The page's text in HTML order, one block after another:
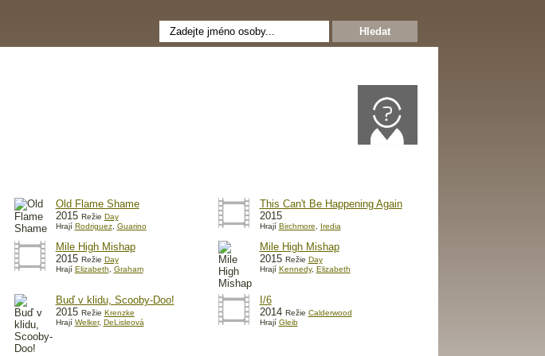
Old Flame Shame
2015 Režie Day
Hrají Rodriguez, Guarino
This Can't Be Happening Again
2015
Hrají Birchmore Iredia
Mile High Mishap
2015 Režie Day
Hrají Elizabeth Graham
Mile High Mishap
2015 Režie Day
Hrají Kennedy, Elizabeth
Buď v klidu, Scooby-Doo!
2015 Režie Krenzke
Hrají Welker, DeLisleová
I/6
2014 Režie Calderwood
Hrají Gleib